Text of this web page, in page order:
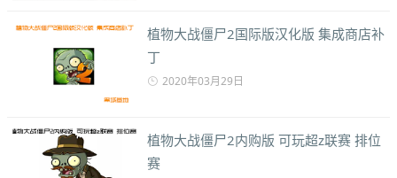
植物大战僵尸2国际版汉化版 集成商店补
丁
2020年03月29日
植物大战僵尸2内购版 可玩超z联赛 排位
赛